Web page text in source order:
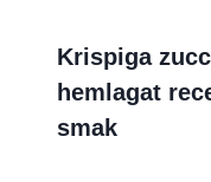
Krispiga
hemlagat
smak